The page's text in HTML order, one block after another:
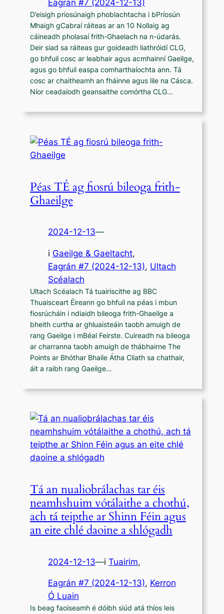
Eagrán #7 (2024-12-13)
D’eisigh priosúnaigh phoblachtacha i bPríosún
Mhaigh gCabraí ráiteas ar an 10 Nollaig ag
cáineadh pholasaí frith-Ghaelach na n-údarás.
Deir siad sa ráiteas gur goideadh liathróidí CLG,
go bhfuil cosc ar leabhair agus acmhainní Gaeilge,
agus go bhfuil easpa comharthaíochta ann. Tá
cosc ar chaitheamh an fháinne agus lile na Cásca.
Níor ceadaíodh geansaithe comórtha CLG…
Péas TÉ ag fiosrú bileoga frith-
Ghaeilge
2024-12-13—
i Gaeilge & Gaeltacht,
Eagrán #7 (2024-12-13), Ultach
Scéalach
Ultach Scéalach Tá tuairiscithe ag BBC
Thuaisceart Éireann go bhfuil na péas i mbun
fiosrúcháin i ndiaidh bileoga frith-Ghaeilge a
bheith curtha ar ghluaisteáin taobh amuigh de
rang Gaeilge i mBéal Feirste. Cuireadh na bileoga
ar charranna taobh amuigh de thábhairne The
Points ar Bhóthar Bhaile Átha Cliath sa chathair,
áit a raibh rang Gaeilge…
Tá an nualiobrálachas tar éis
neamhshuim vótálaithe a chothú,
ach tá teipthe ar Shinn Féin agus
an eite chlé daoine a shlógadh
2024-12-13—i Tuairim,
Eagrán #7 (2024-12-13), Kerron
Ó Luain
Is beag faoiseamh é dóibh siúd atá thíos leis